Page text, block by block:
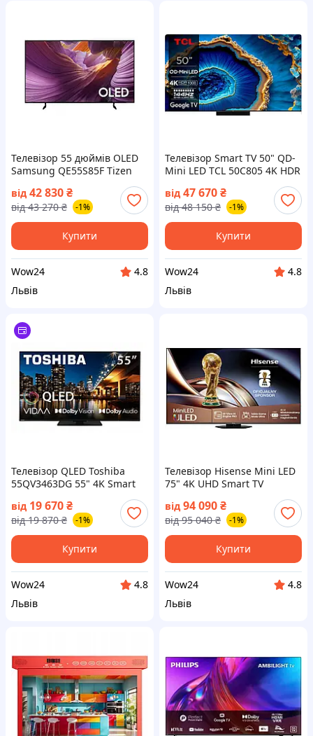
Телевізор 55 дюймів OLED
Samsung QE55S85F Tizen
Smart TV 4K чорний (на📦
Замовлення)
від 42 830₴
від 43 270 ₴ -1%
Купити
Wow24
4.8
Львів
Телевізор Smart TV 50" QD-
Mini LED TCL 50C805 4K HDR
Google TV Dolby 144Hz (на📦
Замовлення)
від 47 670₴
від 48 150 ₴ -1%
Купити
Wow24
4.8
Львів
Телевізор QLED Toshiba
55QV3463DG 55" 4K Smart
TV VIDAA Dolby Vision (на📦
Замовлення)
від 19 670₴
від 19 870 ₴ -1%
Купити
Wow24
4.8
Львів
Телевізор Hisense Mini LED
75" 4K UHD Smart TV
чорний (на📦Замовлення)
від 94 090₴
від 95 040 ₴ -1%
Купити
Wow24
4.8
Львів